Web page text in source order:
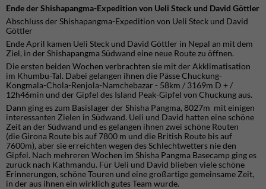
Ende der Shishapangma-Expedition von Ueli Steck und David Göttler
Abschluss der Shishapangma-Expedition von Ueli Steck und David
Göttler
Ende April kamen Ueli Steck und David Göttler in Nepal an mit dem
Ziel, in der Shishapangma Südwand eine neue Route zu öffnen.
Die ersten beiden Wochen verbrachten sie mit der Akklimatisation
im Khumbu-Tal. Dabei gelangen ihnen die Pässe Chuckung-
Kongmala-Chola-Renjola-Namchebazar - 58km / 3169m D + /
12h46min und der Gipfel des Island Peak-Gipfel von Chuckung aus.
Dann ging es zum Basislager der Shisha Pangma, 8027m mit einigen
interessanten Zielen in Südwand. Ueli und David hatten eine schöne
Zeit an der Südwand und es gelangen ihnen zwei schöne Routen
(dieGirona Route bis auf 7800 m und die British Route bis auf
7600m), aber sie erreichten wegen des Schlechtwetters nie den
Gipfel. Nach mehreren Wochen im Shisha Pangma Basecamp ging es
zurück nach Kathmandu. Für Ueli und David blieben viele schöne
Erinnerungen, schöne Touren und eine großartige gemeinsame Zeit,
in der aus ihnen ein wirklich gutes Team wurde.